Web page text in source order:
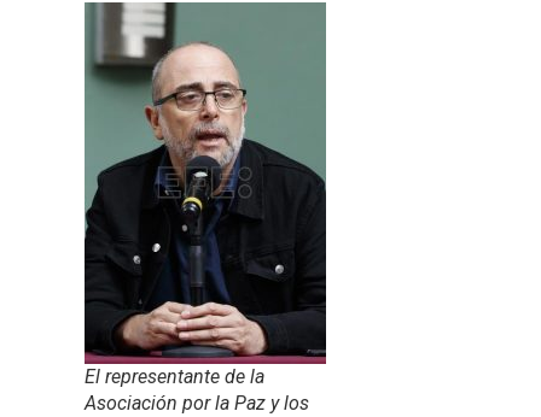
El representante de la
Asociación por la Paz y los